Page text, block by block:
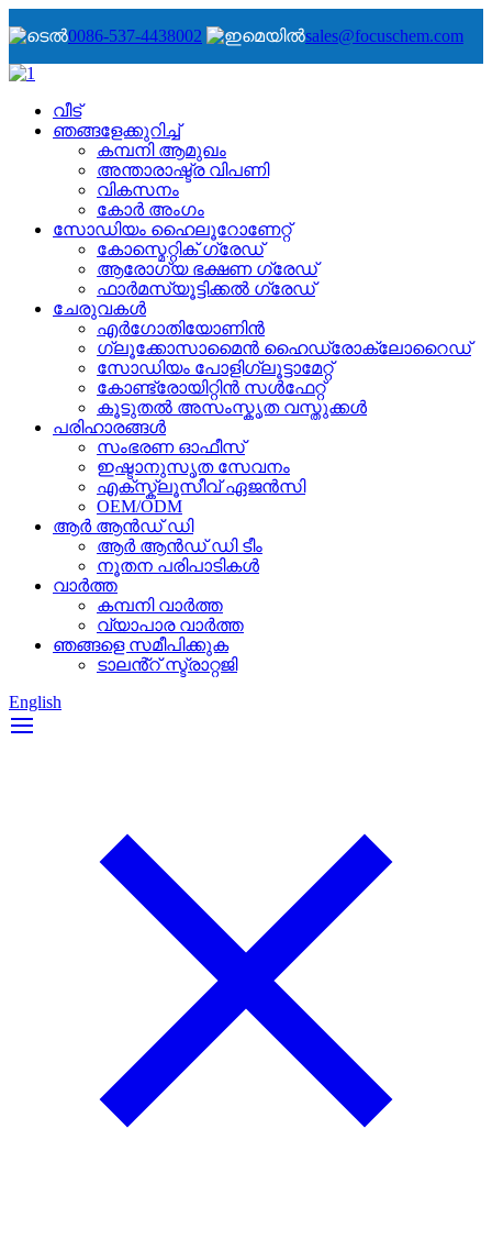
0086-537-4438002 sales@focuschem.com
വീട്
ഞങ്ങളേക്കുറിച്ച്
കമ്പനി ആമുഖം
അന്താരാഷ്ട്ര വിപണി
വികസനം
കോർ അംഗം
സോഡിയം ഹൈലൂറോണേറ്റ്
കോസ്മെറ്റിക് ഗ്രേഡ്
ആരോഗ്യ ഭക്ഷണ ഗ്രേഡ്
ഫാർമസ്യൂട്ടിക്കൽ ഗ്രേഡ്
ചേരുവകൾ
എർഗോതിയോണിൻ
ഗ്ലൂക്കോസാമൈൻ ഹൈഡ്രോക്ലോറൈഡ്
സോഡിയം പോളിഗ്ലൂട്ടാമേറ്റ്
കോണ്ട്രോയിറ്റിൻ സൾഫേറ്റ്
കൂടുതൽ അസംസ്കൃത വസ്തുക്കൾ
പരിഹാരങ്ങൾ
സംഭരണ ​​ഓഫീസ്
ഇഷ്ടാനുസൃത സേവനം
എക്സ്ക്ലൂസീവ് ഏജൻസി
OEM/ODM
ആർ ആൻഡ് ഡി
ആർ ആൻഡ് ഡി ടീം
നൂതന പരിപാടികൾ
വാർത്ത
കമ്പനി വാർത്ത
വ്യാപാര വാർത്ത
ഞങ്ങളെ സമീപിക്കുക
ടാലൻ്റ് സ്ട്രാറ്റജി
English